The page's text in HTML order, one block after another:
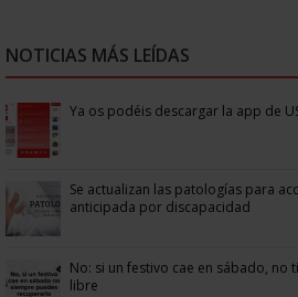
NOTICIAS MÁS LEÍDAS
Ya os podéis descargar la app de
Se actualizan las patologías para
anticipada por discapacidad
No: si un festivo cae en sábado, no
libre